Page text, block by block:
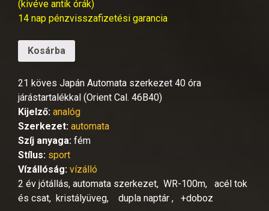
(kivéve antik órák)
14 nap pénzvisszafizetési garancia
Kosárba
21 köves Japán Automata szerkezet 40 óra
járástartalékkal (Orient Cal. 46B40)
Kijelző: analóg
Szerkezet: automata
Szíj anyaga: fém
Stílus: sport
Vízállóság: vízálló
2 év jótállás, automata szerkezet, WR-100m, acél tok
és csat, kristályüveg, dupla naptár , +doboz